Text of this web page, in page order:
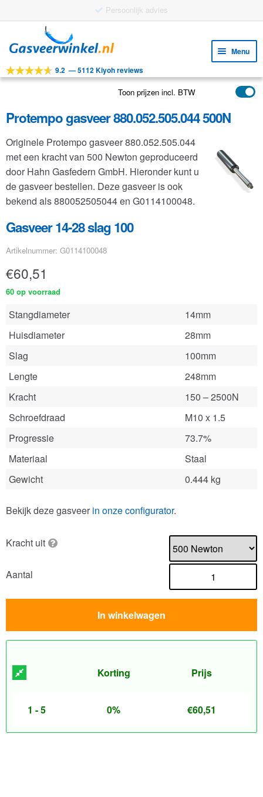
Gratis verzending vanaf €25
door
navigatie
naar
inhoud
Menu
Tools
Toepassingen
Klantenservice
FAQ
9.2 —5112 Kiyoh reviews
Toon prijzen incl. BTW
Protempo gasveer 880.052.505.044 500N
Originele Protempo gasveer 880.052.505.044
met een kracht van 500 Newton geproduceerd
door Hahn Gasfedern GmbH. Hieronder kunt u
de gasveer bestellen. Deze gasveer is ook
bekend als 880052505044 en G0114100048.
Gasveer 14-28 slag 100
Artikelnummer: G0114100048
€60,51
60 op voorraad
Stangdiameter
14mm
Huisdiameter
28mm
Slag
100mm
Lengte
248mm
Kracht
150 – 2500N
Schroefdraad
M10 x 1.5
Progressie
73.7%
Materiaal
Staal
Gewicht
0.444 kg
Bekijk deze gasveer in onze configurator.
Kracht uit
Aantal
In winkelwagen
Korting Prijs
1 - 5 0% €60,51